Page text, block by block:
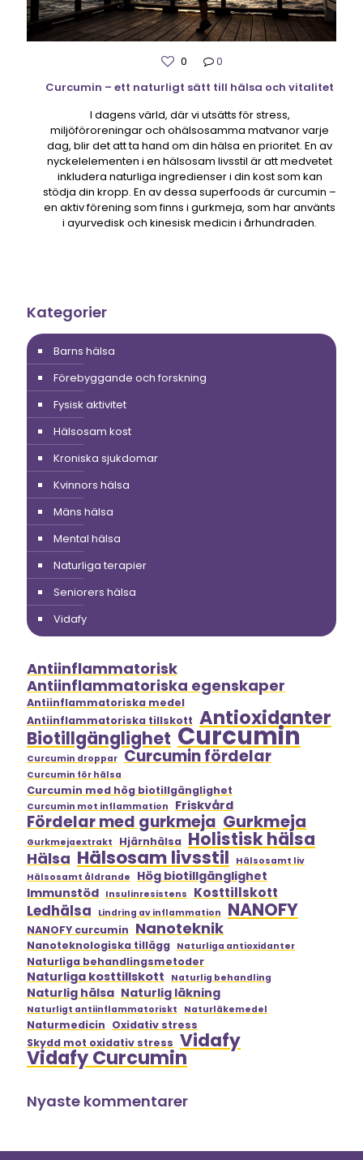
0
0
Curcumin – ett naturligt sätt till hälsa och vitalitet
I dagens värld, där vi utsätts för stress,
miljöföroreningar och ohälsosamma matvanor varje
dag, blir det att ta hand om din hälsa en prioritet. En av
nyckelelementen i en hälsosam livsstil är att medvetet
inkludera naturliga ingredienser i din kost som kan
stödja din kropp. En av dessa superfoods är curcumin –
en aktiv förening som finns i gurkmeja, som har använts
i ayurvedisk och kinesisk medicin i århundraden.
Kategorier
Barns hälsa
Förebyggande och forskning
Fysisk aktivitet
Hälsosam kost
Kroniska sjukdomar
Kvinnors hälsa
Mäns hälsa
Mental hälsa
Naturliga terapier
Seniorers hälsa
Vidafy
Antiinflammatorisk
Antiinflammatoriska egenskaper
Antiinflammatoriska medel
Antiinflammatoriska tillskott Antioxidanter
Biotillgänglighet Curcumin
Curcumin droppar Curcumin fördelar
Curcumin för hälsa
Curcumin med hög biotillgänglighet
Curcumin mot inflammation Friskvård
Fördelar med gurkmeja Gurkmeja
Gurkmejaextrakt Hjärnhälsa Holistisk hälsa
Hälsa Hälsosam livsstil
Hälsosamt liv
Hälsosamt åldrande
Hög biotillgänglighet
Immunstöd Insulinresistens Kosttillskott
Ledhälsa Lindring av inflammation NANOFY
NANOFY curcumin Nanoteknik
Nanoteknologiska tillägg Naturliga antioxidanter
Naturliga behandlingsmetoder
Naturliga kosttillskott Naturlig behandling
Naturlig hälsa Naturlig läkning
Naturligt antiinflammatoriskt Naturläkemedel
Naturmedicin Oxidativ stress
Skydd mot oxidativ stress Vidafy
Vidafy Curcumin
Nyaste kommentarer